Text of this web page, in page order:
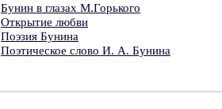
Бунин в глазах М.Горького
Открытие любви
Поэзия Бунина
Поэтическое слово И. А. Бунина